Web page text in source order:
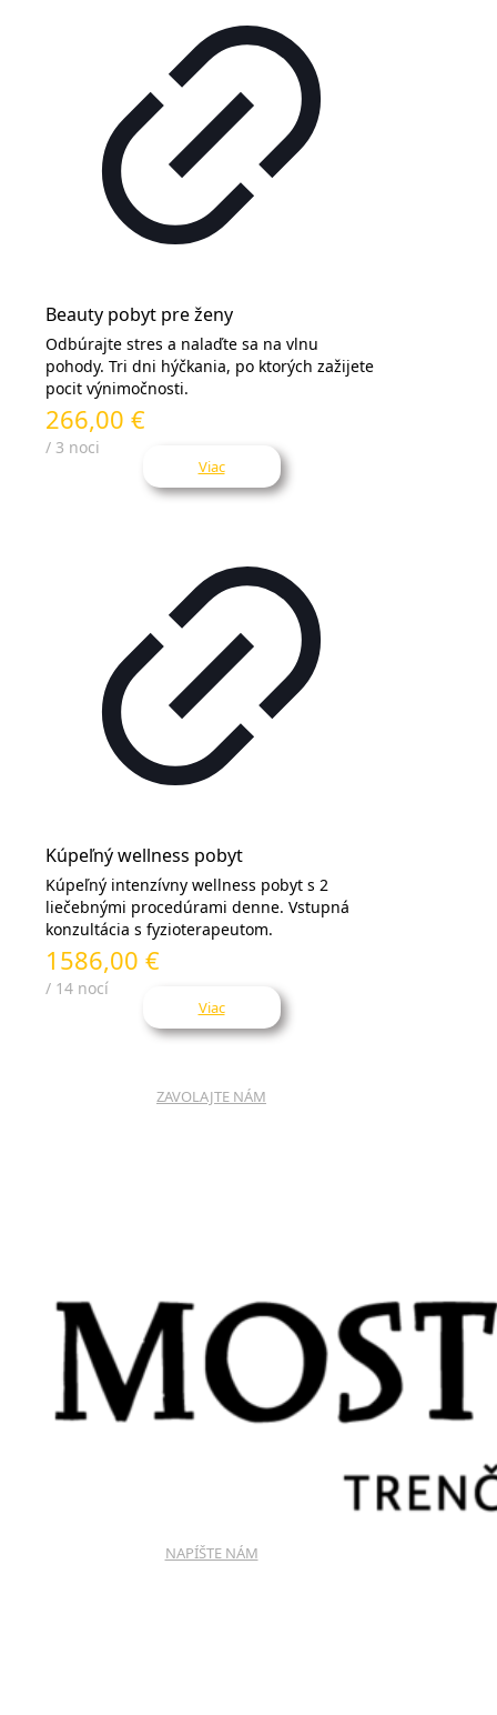
Beauty pobyt pre ženy
Odbúrajte stres a nalaďte sa na vlnu
pohody. Tri dni hýčkania, po ktorých zažijete
pocit výnimočnosti.
266,00 €
/ 3 noci
Viac
Kúpeľný wellness pobyt
Kúpeľný intenzívny wellness pobyt s 2
liečebnými procedúrami denne. Vstupná
konzultácia s fyzioterapeutom.
1586,00 €
/ 14 nocí
Viac
ZAVOLAJTE NÁM
NAPÍŠTE NÁM